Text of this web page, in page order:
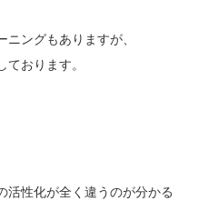
ングもありますが、
おります。
活性化が全く違うのが分かる